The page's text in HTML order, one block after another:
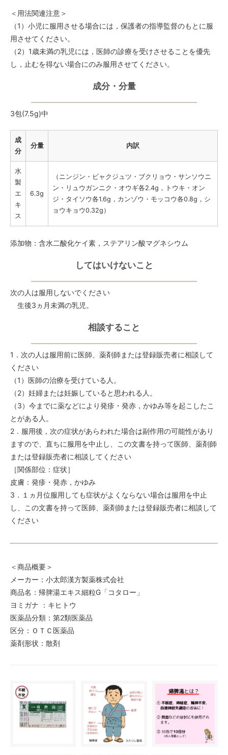
＜用法関連注意＞
（1）小児に服用させる場合には，保護者の指導監督のもとに服
用させてください。
（2）1歳未満の乳児には，医師の診療を受けさせることを優先
し，止むを得ない場合にのみ服用させてください。
成分・分量
3包(7.5g)中
成
分
分量 内訳
水
製
エ
キ
ス
6.3g
（ニンジン・ビャクジュツ・ブクリョウ・サンソウニ
ン・リュウガンニク・オウギ各2.4g，トウキ・オン
ジ・タイソウ各1.6g，カンゾウ・モッコウ各0.8g，シ
ョウキョウ0.32g）
添加物：含水二酸化ケイ素，ステアリン酸マグネシウム
してはいけないこと
次の人は服用しないでください
生後3ヵ月未満の乳児。
相談すること
1．次の人は服用前に医師、薬剤師または登録販売者に相談して
ください
（1）医師の治療を受けている人。
（2）妊婦または妊娠していると思われる人。
（3）今までに薬などにより発疹・発赤，かゆみ等を起こしたこ
とがある人。
2．服用後，次の症状があらわれた場合は副作用の可能性があり
ますので、直ちに服用を中止し、この文書を持って医師、薬剤師
または登録販売者に相談してください
［関係部位：症状］
皮膚：発疹・発赤，かゆみ
3．１ヵ月位服用しても症状がよくならない場合は服用を中止
し、この文書を持って医師、薬剤師または登録販売者に相談して
ください
＜商品概要＞
メーカー：小太郎漢方製薬株式会社
商品名：帰脾湯エキス細粒G「コタロー」
ヨミガナ ：キヒトウ
医薬品分類：第2類医薬品
区分：ＯＴＣ医薬品
薬剤形状：散剤